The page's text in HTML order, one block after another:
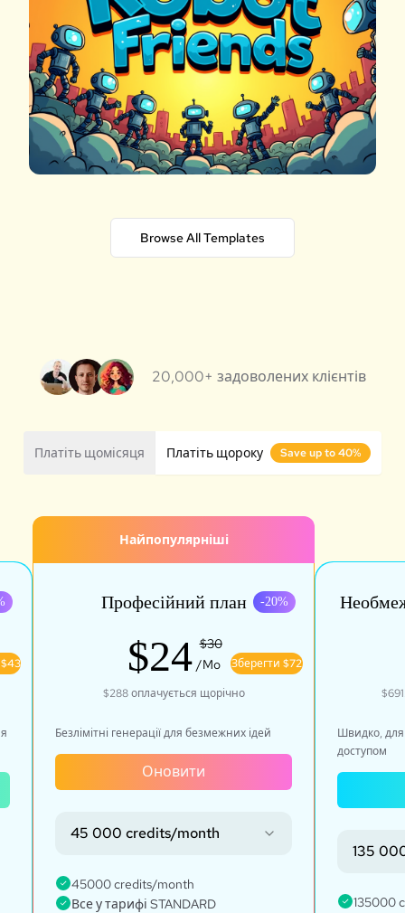
Browse All Templates
20,000+ задоволених клієнтів
Платіть щомісяця Платіть щороку Save up to 40%
Найпопулярніші
Професійний план -20%
$24 $30
/Mo
Зберегти $72
$288 оплачується щорічно
Безлімітні генерації для безмежних ідей
Оновити
45 000 credits/month
45000 credits/month
Все у тарифі STANDARD
Швидко, для
доступом
135
135000